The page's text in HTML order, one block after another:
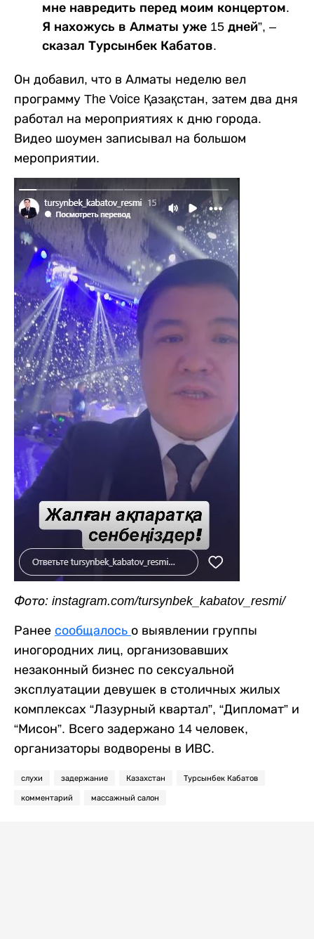
мне навредить перед моим концертом.
Я нахожусь в Алматы уже 15 дней”, –
сказал Турсынбек Кабатов.
Он добавил, что в Алматы неделю вел
программу The Voice Қазақстан, затем два дня
работал на мероприятиях к дню города.
Видео шоумен записывал на большом
мероприятии.
Фото: instagram.com/tursynbek_kabatov_resmi/
Ранее сообщалось о выявлении группы
иногородних лиц, организовавших
незаконный бизнес по сексуальной
эксплуатации девушек в столичных жилых
комплексах “Лазурный квартал”, “Дипломат” и
“Мисон”. Всего задержано 14 человек,
организаторы водворены в ИВС.
слухи задержание Казахстан Турсынбек Кабатов
комментарий массажный салон